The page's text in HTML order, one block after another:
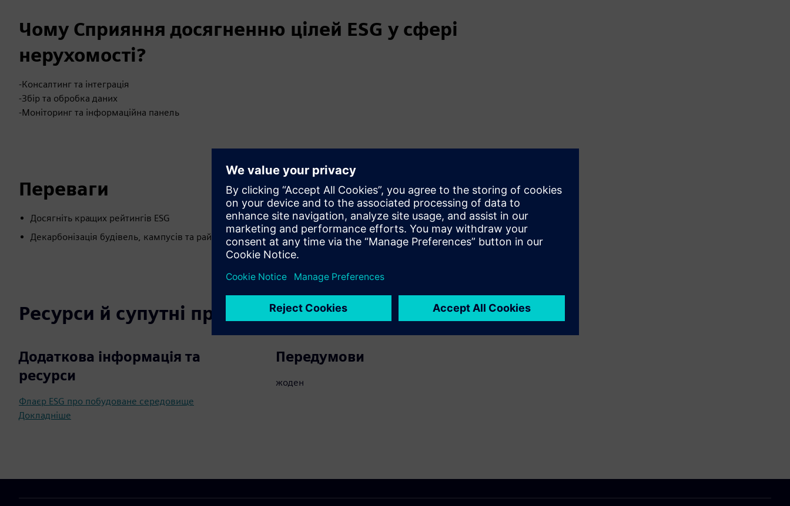
Чому Сприяння досягненню цілей ESG у сфері
нерухомості?
-Консалтинг та інтеграція
-Збір та обробка даних
-Моніторинг та інформаційна панель
Переваги
Досягніть кращих рейтингів ESG
Декарбонізація будівель, кампусів та районів
Ресурси й супутні продукти
Додаткова інформація та
ресурси
Флаєр ESG про побудоване середовище
Докладніше
Передумови
жоден